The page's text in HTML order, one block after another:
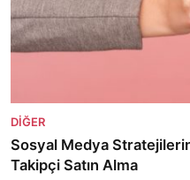
DIĞER
Sosyal Medya
Takipçi Satın Alma